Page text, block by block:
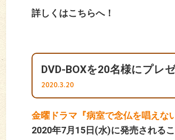
詳しくはこちらへ！
DVD-BOXを20名様にプレ
2020.3.20
金曜ドラマ『病室で念仏を唱えな
2020年7月15日(水)に発売される